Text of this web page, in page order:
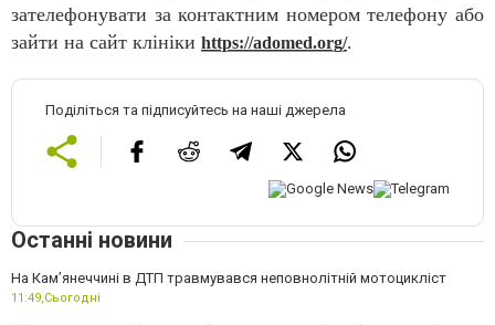
зателефонувати за контактним номером телефону або
зайти на сайт клініки https://adomed.org/.
Поділіться та підписуйтесь на наші джерела
Останні новини
На Кам’янеччині в ДТП травмувався неповнолітній мотоцикліст
11:49,Сьогодні